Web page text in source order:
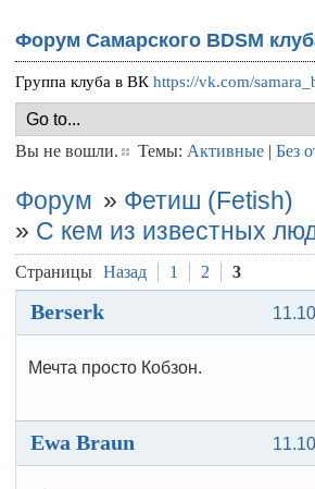
Форум Самарского BDSM
Группа клуба в ВКhttps://vk.com/
Вы не вошли. Темы: Активные |Без
Форум » Фетиш (Fetish)
» С кем из известных
Страницы Назад 1 2 3
Berserk
Мечта просто Кобзон.
Ewa Braun